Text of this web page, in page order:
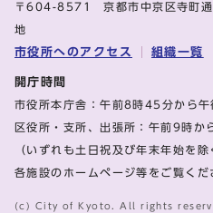
〒604-8571 京都市中京区寺町通
地
市役所へのアクセス 組織一覧
開庁時間
市役所本庁舎：午前8時45分から
区役所・支所、出張所：午前9時
（いずれも土日祝及び年末年始を
各施設のホームページ等をご覧くだ
(c) City of Kyoto. All rights